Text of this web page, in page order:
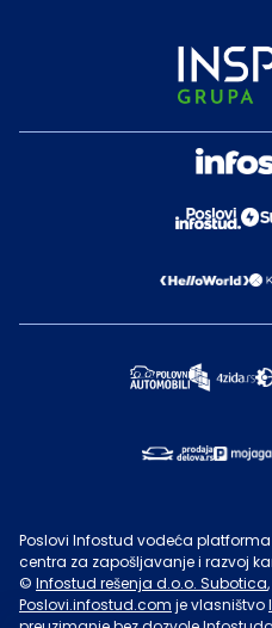
Poslovi Infostud vodeća
centra za zapošljavanje i razvoj
© Infostud rešenja d.o.o. Subotica
Poslovi.infostud.com je vlasništvo